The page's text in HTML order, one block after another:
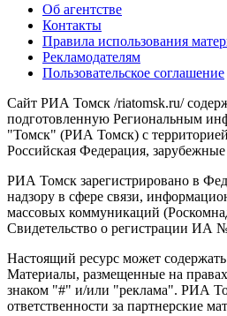
Об агентстве
Контакты
Правила использования
Рекламодателям
Пользовательское соглашение
Сайт РИА Томск /riatomsk.ru/
подготовленную Региональным
"Томск" (РИА Томск) с
Российская Федерация,
РИА Томск зарегистрировано в
надзору в сфере связи,
массовых коммуникаций
Свидетельство о регистрации ИА
Настоящий ресурс может
Материалы, размещенные на
знаком "#" и/или "реклама". РИА
ответственности за партнерские